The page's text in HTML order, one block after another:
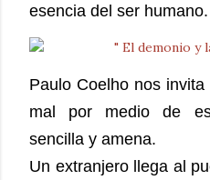
esencia del ser humano.
Paulo Coelho nos
mal por medio de
sencilla y amena.
Un extranjero llega al